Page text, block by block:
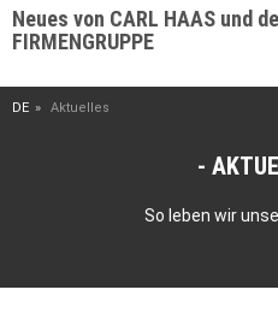
Neues von CARL HAAS und
FIRMENGRUPPE
DE Aktuelles
So leben wir